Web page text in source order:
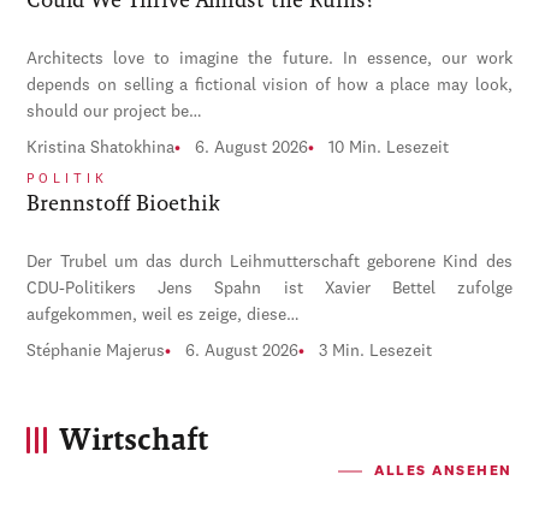
Architects love to imagine the future. In essence, our work
depends on selling a fictional vision of how a place may look,
should our project be…
Kristina Shatokhina 6. August 2026 10 Min. Lesezeit
POLITIK
Brennstoff Bioethik
Der Trubel um das durch Leihmutterschaft geborene Kind des
CDU-Politikers Jens Spahn ist Xavier Bettel zufolge
aufgekommen, weil es zeige, diese…
Stéphanie Majerus 6. August 2026 3 Min. Lesezeit
Wirtschaft
ALLES ANSEHEN